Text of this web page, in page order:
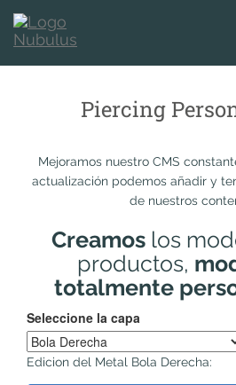
Piercing
Mejoramos nuestro CMS
actualización podemos añadir y
de nuestros
Creamoslos
productos,
totalmente
Seleccione la capa
Edicion del Metal Bola Derecha: